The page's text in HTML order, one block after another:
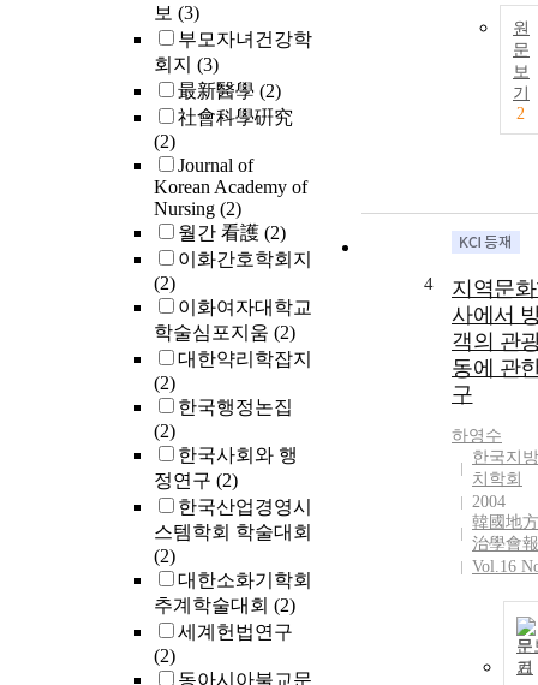
보 (3)
부모자녀건강학
회지 (3)
最新醫學 (2)
社會科學硏究
(2)
Journal of
Korean Academy of
Nursing (2)
월간 看護 (2)
이화간호학회지
(2)
이화여자대학교
학술심포지움 (2)
대한약리학잡지
(2)
한국행정논집
(2)
한국사회와 행
정연구 (2)
한국산업경영시
스템학회 학술대회
(2)
대한소화기학회
추계학술대회 (2)
세계헌법연구
(2)
동아시아불교문
원
문
보
기
2
4
지역문
사에서
객의 관
동에 관
구
하영수
한국지
치학회
2004
韓國地
治學會報
Vol.16
문
기